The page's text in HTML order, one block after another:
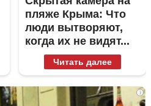
пляже Крыма: Что
люди вытворяют,
когда их не видят...
Читать далее
i